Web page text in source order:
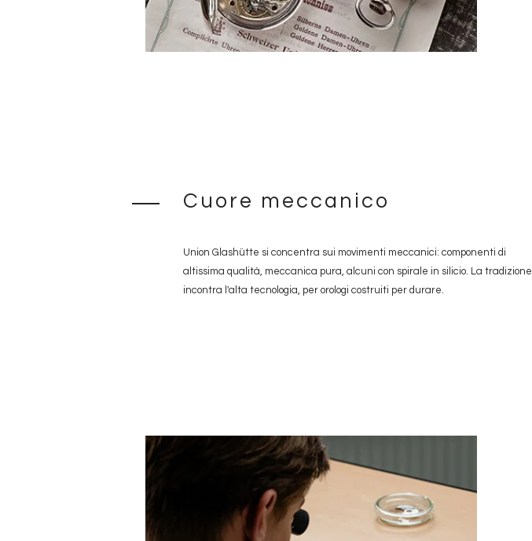
Cuore meccanico
Union Glashütte si concentra sui movimenti meccanici: componenti di
altissima qualità, meccanica pura, alcuni con spirale in silicio. La tradizione
incontra l'alta tecnologia, per orologi costruiti per durare.